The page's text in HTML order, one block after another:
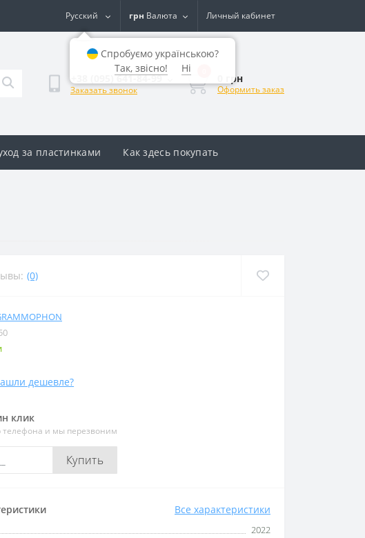
Русский грн Валюта Личный кабинет
+38 (095) 641-84-99
Заказать звонок
0 грн
Оформить заказ
за пластинками Как здесь покупать
(0)
дешевле?
клик
телефона и мы перезвоним
Купить
Все характеристики
2022
Спробуємо українською?
Так, звісно!
Ні